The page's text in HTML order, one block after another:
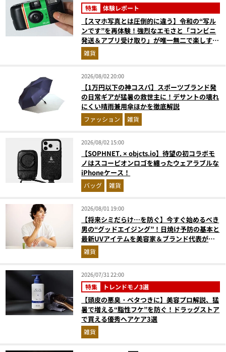
特集 体験レポート
【スマホ写真とは圧倒的に違う】令和の“写ル
ンです”を再体験！強烈なエモさと「コンビニ
発送＆アプリ受け取り」が唯一無二で楽しすぎ
た雑貨
2026/08/02 20:00
【1万円以下の神コスパ】スポーツブランド発
の日常ギアが猛暑の救世主に！デサントの壊れ
にくい晴雨兼用傘ほかを徹底解説
ファッション 雑貨
2026/08/02 15:00
【SOPHNET. × objcts.io】待望の初コラボモ
ノはスコーピオンロゴを纏ったウェアラブルな
iPhoneケース！
バッグ 雑貨
2026/08/01 19:00
【将来シミだらけ…を防ぐ】今すぐ始めるべき
男の“グッドエイジング”！日焼け予防の基本と
最新UVアイテムを美容家＆ブランド代表がプ
ロ目線で指南／大人の価値向上研究所
雑貨
2026/07/31 22:00
特集 トレンドモノ3選
【頭皮の悪臭・ベタつきに】美容プロ解説、猛
暑で増える“脂性フケ”を防ぐ！ドラッグストア
で買える優秀ヘアケア3選
雑貨